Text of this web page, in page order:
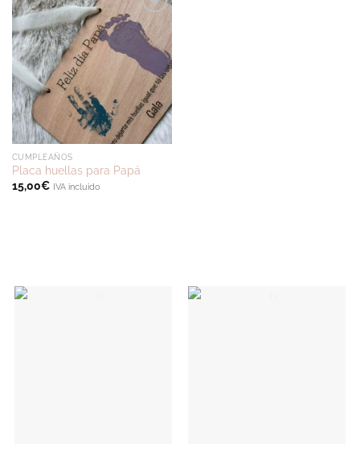
CUMPLEAÑOS
Placa huellas para Papá
15,00€ IVA incluido